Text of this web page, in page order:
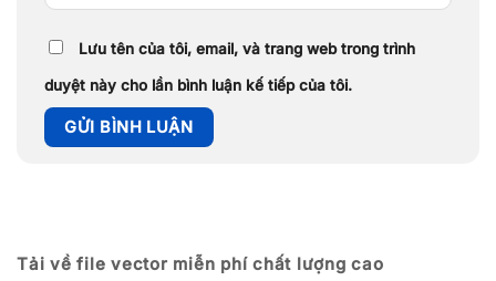
Lưu tên của tôi, email, và trang web trong trình
duyệt này cho lần bình luận kế tiếp của tôi.
Tải về file vector miễn phí chất lượng cao